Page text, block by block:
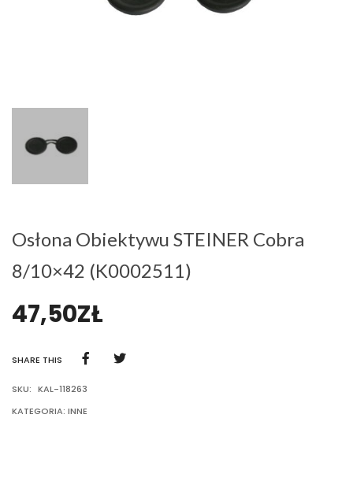
Osłona Obiektywu STEINER Cobra
8/10×42 (K0002511)
47,50ZŁ
SHARE THIS
SKU: KAL-118263
KATEGORIA: INNE